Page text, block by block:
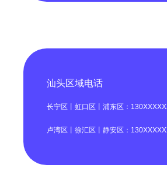
汕头区域电话
长宁区丨虹口区丨浦东区：
卢湾区丨徐汇区丨静安区：